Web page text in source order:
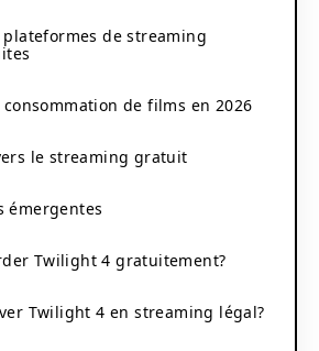
plateformes de streaming
consommation de films en 2026
le streaming gratuit
émergentes
Twilight 4 gratuitement?
Twilight 4 en streaming légal?